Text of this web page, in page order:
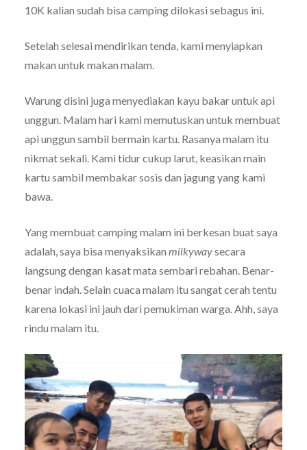
10K kalian sudah bisa camping dilokasi sebagus ini.
Setelah selesai mendirikan tenda, kami menyiapkan
makan untuk makan malam.
Warung disini juga menyediakan kayu bakar untuk api
unggun. Malam hari kami memutuskan untuk membuat
api unggun sambil bermain kartu. Rasanya malam itu
nikmat sekali. Kami tidur cukup larut, keasikan main
kartu sambil membakar sosis dan jagung yang kami
bawa.
Yang membuat camping malam ini berkesan buat saya
adalah, saya bisa menyaksikan milkywaysecara
langsung dengan kasat mata sembari rebahan. Benar-
benar indah. Selain cuaca malam itu sangat cerah tentu
karena lokasi ini jauh dari pemukiman warga. Ahh, saya
rindu malam itu.